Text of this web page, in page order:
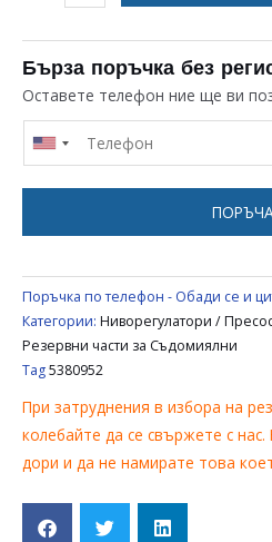
НИВОРЕГУЛАТОР
ЗА
СЪДОМИЯЛНА
MIELE
5380952
Бърза поръчка без
Оставете телефон ние ще ви
Поръчка по телефон - Обади се и
Категории: Ниворегулатори /
Резервни части за Съдомиялни
Tag5380952
При затруднения в избора на
колебайте да се свържете с
дори и да не намирате това